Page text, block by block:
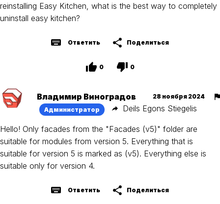
reinstalling Easy Kitchen, what is the best way to completely
uninstall easy kitchen?
Ответить Поделиться
0 0
28 ноября 2024
Владимир Виноградов
Администратор Deils Egons Stiegelis
Hello! Only facades from the "Facades (v5)" folder are
suitable for modules from version 5. Everything that is
suitable for version 5 is marked as (v5). Everything else is
suitable only for version 4.
Ответить Поделиться